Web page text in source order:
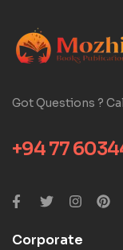
Got Questions ?
+94 77
Corporate